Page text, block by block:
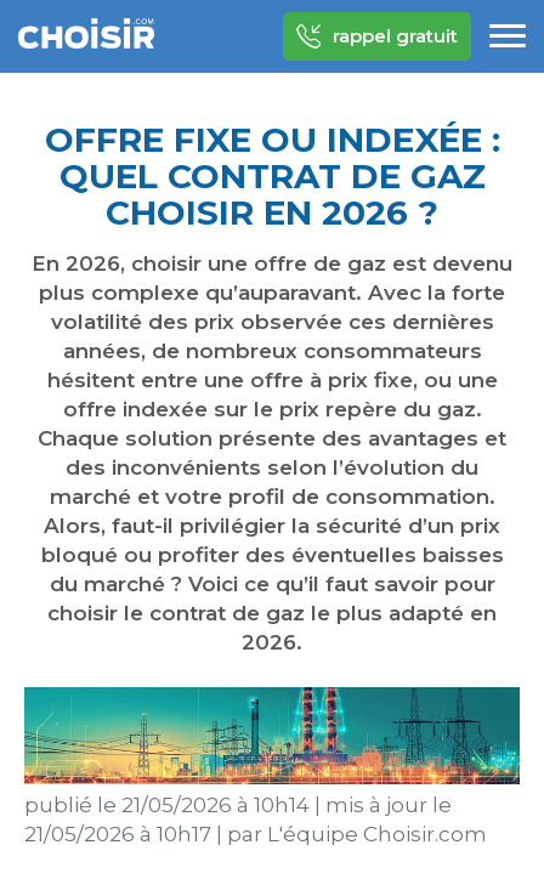
rappel gratuit
OFFRE FIXE OU INDEXÉE :
QUEL CONTRAT DE GAZ
CHOISIR EN 2026 ?
En 2026, choisir une offre de gaz est devenu
plus complexe qu’auparavant. Avec la forte
volatilité des prix observée ces dernières
années, de nombreux consommateurs
hésitent entre une offre à prix fixe, ou une
offre indexée sur le prix repère du gaz.
Chaque solution présente des avantages et
des inconvénients selon l’évolution du
marché et votre profil de consommation.
Alors, faut-il privilégier la sécurité d’un prix
bloqué ou profiter des éventuelles baisses
du marché ? Voici ce qu’il faut savoir pour
choisir le contrat de gaz le plus adapté en
2026.
publié le 21/05/2026 à 10h14
mis à jour le
21/05/2026 à 10h17
par L'équipe Choisir.com